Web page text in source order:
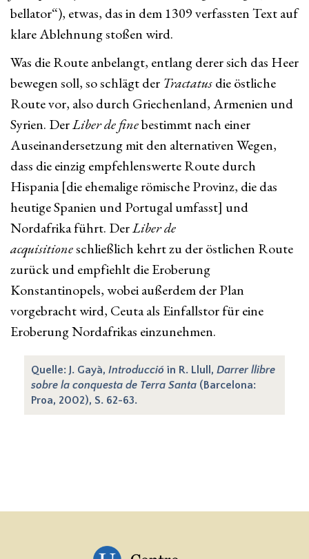
bellator“), etwas, das in dem 1309 verfassten Text auf
klare Ablehnung stoßen wird.
Was die Route anbelangt, entlang derer sich das Heer
bewegen soll, so schlägt der Tractatusdie östliche
Route vor, also durch Griechenland, Armenien und
Syrien. DerLiber de finebestimmt nach einer
Auseinandersetzung mit den alternativen Wegen,
dass die einzig empfehlenswerte Route durch
Hispania [die ehemalige römische Provinz, die das
heutige Spanien und Portugal umfasst] und
Nordafrika führt. DerLiber de
acquisitioneschließlich kehrt zu der östlichen Route
zurück und empfiehlt die Eroberung
Konstantinopels, wobei außerdem der Plan
vorgebracht wird, Ceuta als Einfallstor für eine
Eroberung Nordafrikas einzunehmen.
Quelle: J. Gayà, Introducció in R. Llull, Darrer llibre
sobre la conquesta de Terra Santa (Barcelona:
Proa, 2002), S. 62-63.